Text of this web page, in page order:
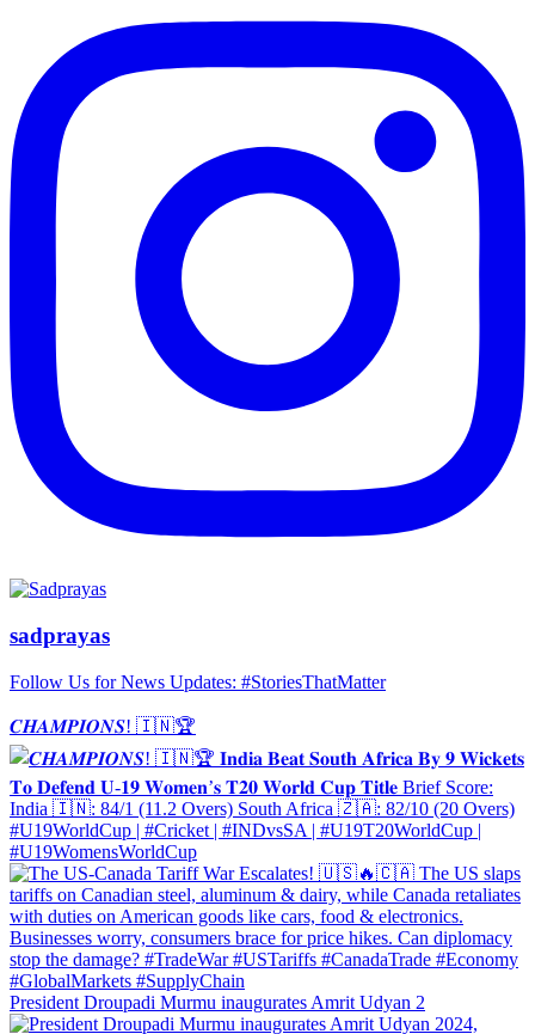
sadprayas
Follow Us for News Updates: #StoriesThatMatter
𝑪𝑯𝑨𝑴𝑷𝑰𝑶𝑵𝑺! 🇮🇳🏆
President Droupadi Murmu inaugurates Amrit Udyan 2